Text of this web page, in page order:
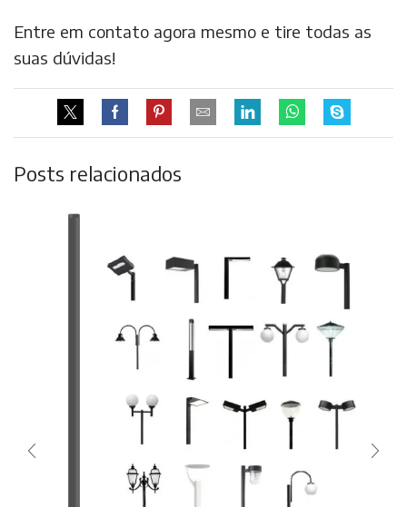
Entre em contato agora mesmo e tire todas as
suas dúvidas!
Posts relacionados